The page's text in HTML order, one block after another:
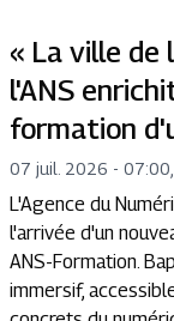
« La ville de
l'ANS
formation
07 juil. 2026 - 07:00
L'Agence du
l'arrivée d'un
ANS-Formation.
immersif,